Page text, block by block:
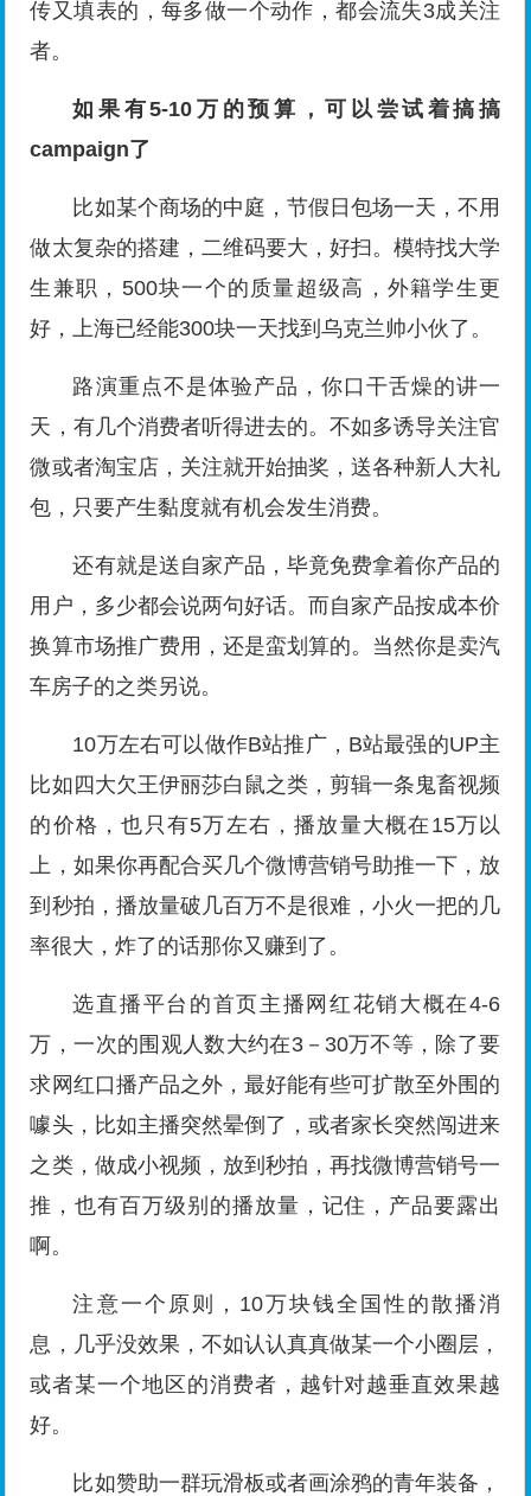
传又填表的，每多做一个动作，都会流失3成关注
者。
如果有5-10万的预算，可以尝试着搞搞
campaign了
比如某个商场的中庭，节假日包场一天，不用
做太复杂的搭建，二维码要大，好扫。模特找大学
生兼职，500块一个的质量超级高，外籍学生更
好，上海已经能300块一天找到乌克兰帅小伙了。
路演重点不是体验产品，你口干舌燥的讲一
天，有几个消费者听得进去的。不如多诱导关注官
微或者淘宝店，关注就开始抽奖，送各种新人大礼
包，只要产生黏度就有机会发生消费。
还有就是送自家产品，毕竟免费拿着你产品的
用户，多少都会说两句好话。而自家产品按成本价
换算市场推广费用，还是蛮划算的。当然你是卖汽
车房子的之类另说。
10万左右可以做作B站推广，B站最强的UP主
比如四大欠王伊丽莎白鼠之类，剪辑一条鬼畜视频
的价格，也只有5万左右，播放量大概在15万以
上，如果你再配合买几个微博营销号助推一下，放
到秒拍，播放量破几百万不是很难，小火一把的几
率很大，炸了的话那你又赚到了。
选直播平台的首页主播网红花销大概在4-6
万，一次的围观人数大约在3－30万不等，除了要
求网红口播产品之外，最好能有些可扩散至外围的
噱头，比如主播突然晕倒了，或者家长突然闯进来
之类，做成小视频，放到秒拍，再找微博营销号一
推，也有百万级别的播放量，记住，产品要露出
啊。
注意一个原则，10万块钱全国性的散播消
息，几乎没效果，不如认认真真做某一个小圈层，
或者某一个地区的消费者，越针对越垂直效果越
好。
比如赞助一群玩滑板或者画涂鸦的青年装备，